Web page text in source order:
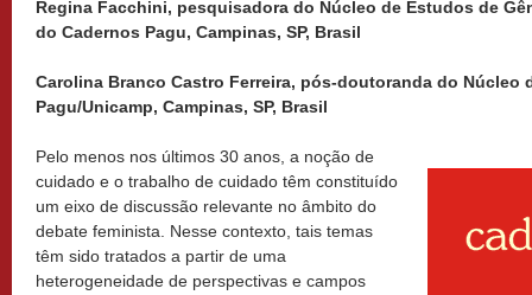
Regina Facchini, pesquisadora do Núcleo de Estudos de
do Cadernos Pagu, Campinas, SP, Brasil
Carolina Branco Castro Ferreira, pós-doutoranda do Núcleo
Pagu/Unicamp, Campinas, SP, Brasil
Pelo menos nos últimos 30 anos, a noção de
cuidado e o trabalho de cuidado têm constituído
um eixo de discussão relevante no âmbito do
debate feminista. Nesse contexto, tais temas
têm sido tratados a partir de uma
heterogeneidade de perspectivas e campos